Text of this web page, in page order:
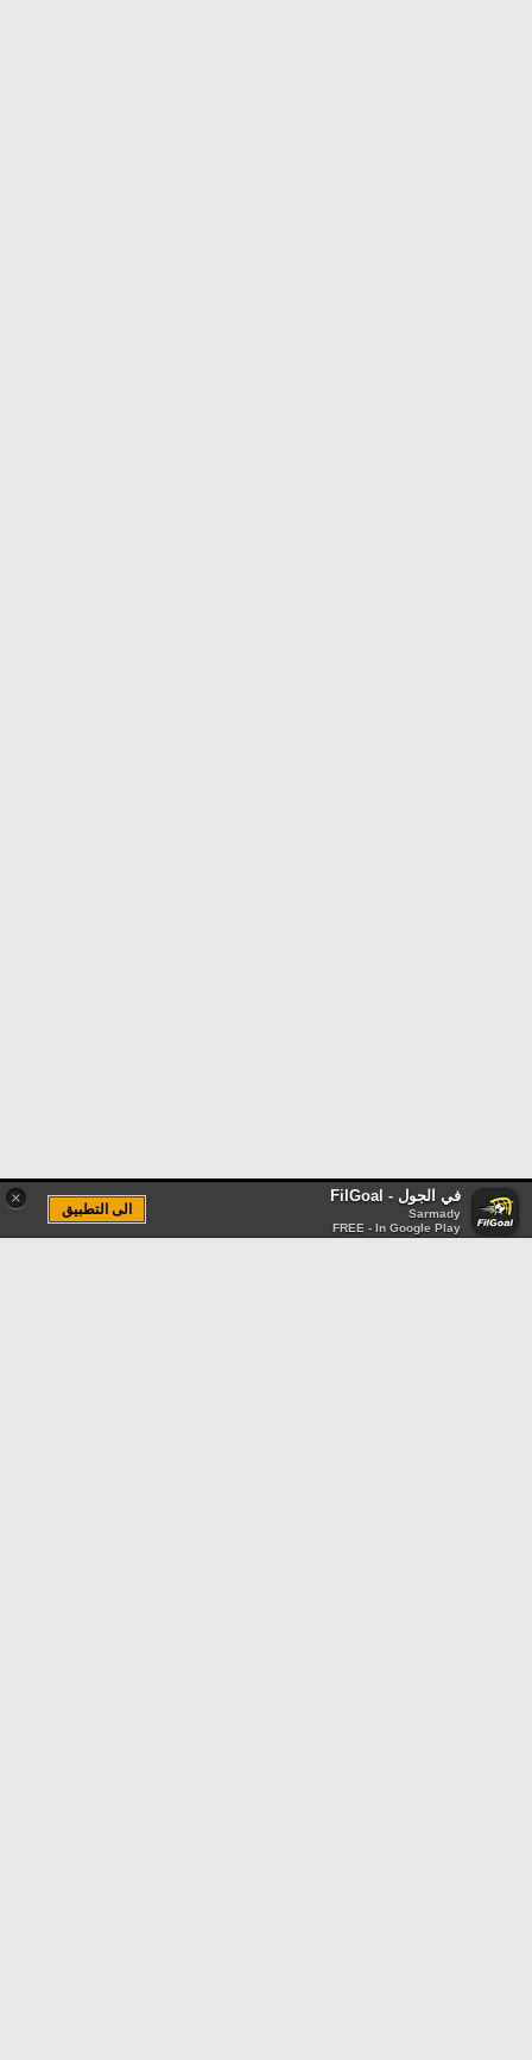
× في الجول - FilGoal
Sarmady
FREE - In Google Play
الى التطبيق